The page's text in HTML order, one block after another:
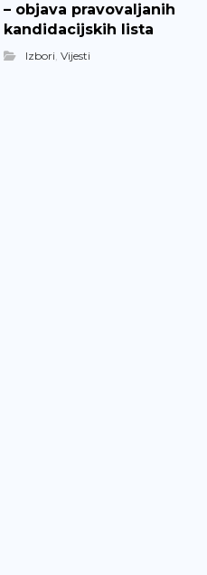
– objava pravovaljanih
kandidacijskih lista
Izbori,Vijesti